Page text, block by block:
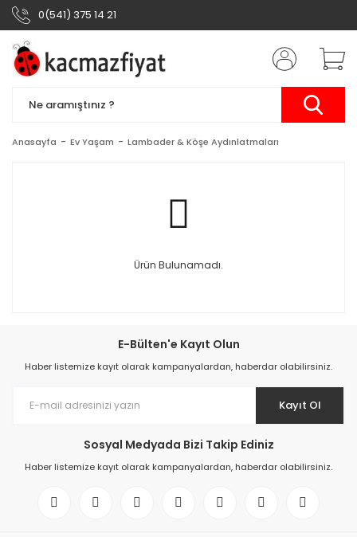
0(541) 375 14 21
Anasayfa Ev Yaşam Lambader & Köşe Aydınlatmaları
Ürün Bulunamadı.
E-Bülten'e Kayıt Olun
Haber listemize kayıt olarak kampanyalardan, haberdar olabilirsiniz.
Kayıt Ol
Sosyal Medyada Bizi Takip Ediniz
Haber listemize kayıt olarak kampanyalardan, haberdar olabilirsiniz.